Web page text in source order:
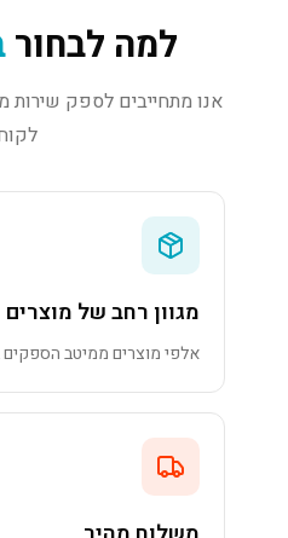
למה לבחור
אנו מתחייבים לספק שירות
מגוון רחב של מוצרים
אלפי מוצרים ממיטב